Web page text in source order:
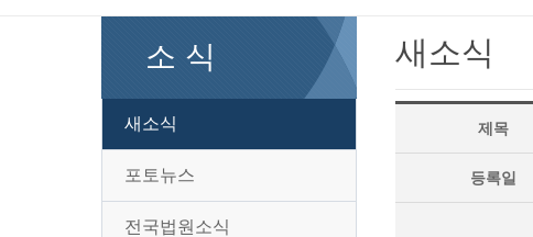
소 식
새소식
포토뉴스
전국법원소식
새소식
제목
등록일